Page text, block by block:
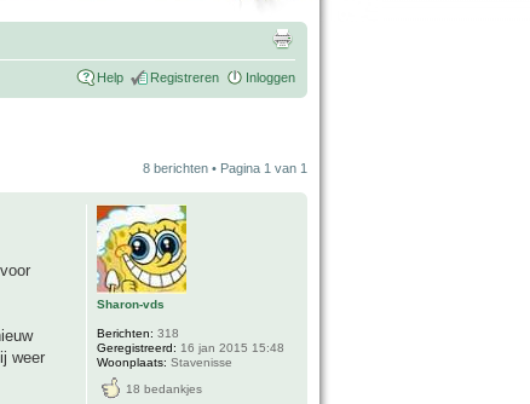
Help Registreren Inloggen
8 berichten • Pagina 1 van 1
weer
Sharon-vds
Berichten: 318
Geregistreerd: 16 jan 2015 15:48
Woonplaats: Stavenisse
18 bedankjes